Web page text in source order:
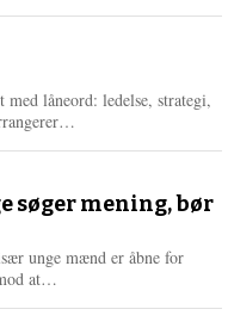
låneord: ledelse, strategi,
e
søger mening, bør
unge mænd er åbne for
at…